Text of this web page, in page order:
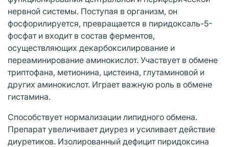
нервной системы. Поступая в организм, он
фосфорилируется, превращается в пиридоксаль-5-
фосфат и входит в состав ферментов,
осуществляющих декарбоксилирование и
переаминирование аминокислот. Участвует в обмене
триптофана, метионина, цистеина, глутаминовой и
других аминокислот. Играет важную роль в обмене
гистамина.
Способствует нормализации липидного обмена.
Препарат увеличивает диурез и усиливает действие
диуретиков. Изолированный дефицит пиридоксина